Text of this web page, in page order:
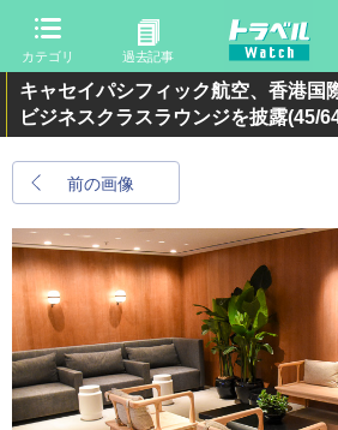
カテゴリ 過去記事
キャセイパシフィック航空、香港国
ビジネスクラスラウンジを披露(45/
前の画像